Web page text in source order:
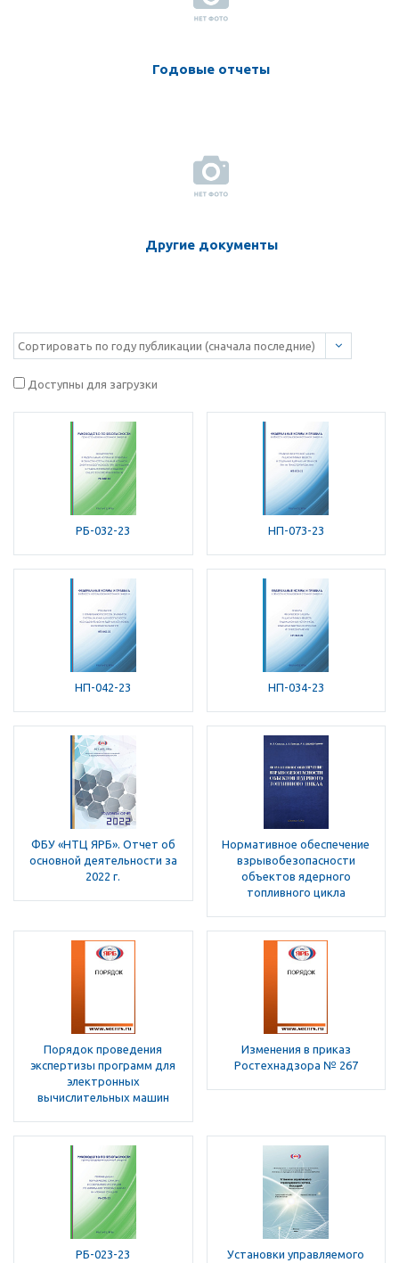
Годовые отчеты
Другие документы
Доступны для загрузки
РБ-032-23 НП-073-23
НП-042-23 НП-034-23
ФБУ «НТЦ ЯРБ». Отчет об
основной деятельности за
2022 г.
Нормативное обеспечение
взрывобезопасности
объектов ядерного
топливного цикла
Порядок проведения
экспертизы программ для
электронных
вычислительных машин
Изменения в приказ
Ростехнадзора № 267
РБ-023-23
Установки управляемого